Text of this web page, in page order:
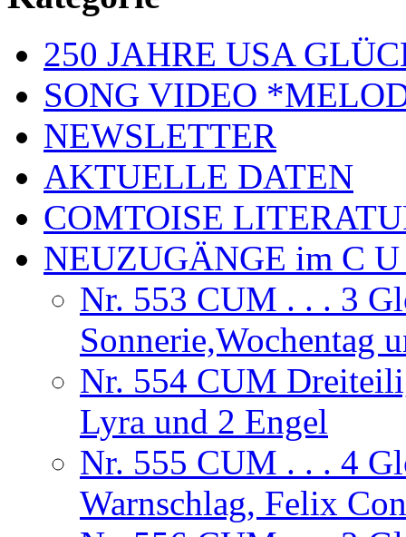
250 JAHRE USA
SONG VIDEO
NEWSLETTER
AKTUELLE DATEN
COMTOISE
NEUZUGÄNGE im C
Nr. 553 CUM . . . 3
Sonnerie,Wochentag
Nr. 554 CUM
Lyra und 2 Engel
Nr. 555 CUM . . . 4
Warnschlag, Felix